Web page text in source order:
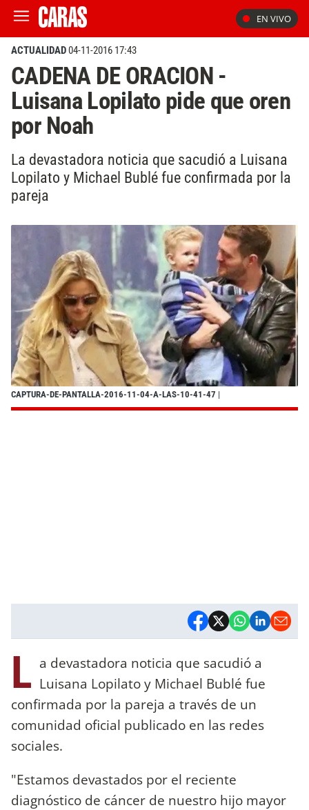
EN VIVO
ACTUALIDAD04-11-2016 17:43
CADENA DE ORACION -
Luisana Lopilato pide que oren
por Noah
La devastadora noticia que sacudió a Luisana
Lopilato y Michael Bublé fue confirmada por la
pareja
CAPTURA-DE-PANTALLA-2016-11-04-A-LAS-10-41-47 |
L a devastadora noticia que sacudió a
Luisana Lopilato y Michael Bublé fue
confirmada por la pareja a través de un
comunidad oficial publicado en las redes
sociales.
"Estamos devastados por el reciente
diagnóstico de cáncer de nuestro hijo mayor